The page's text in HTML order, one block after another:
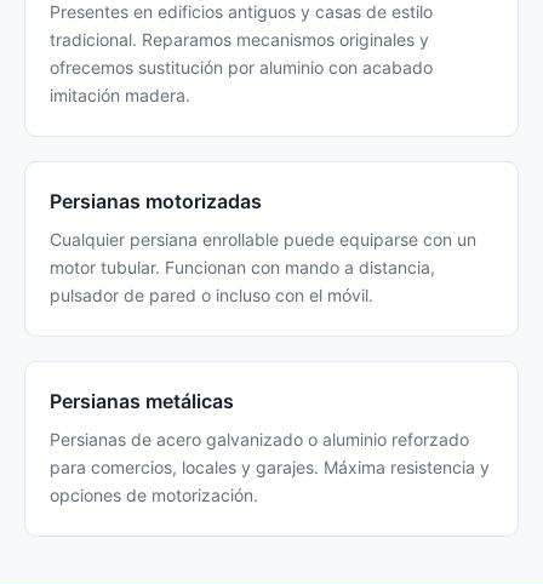
Presentes en edificios antiguos y casas de estilo
tradicional. Reparamos mecanismos originales y
ofrecemos sustitución por aluminio con acabado
imitación madera.
Persianas motorizadas
Cualquier persiana enrollable puede equiparse con un
motor tubular. Funcionan con mando a distancia,
pulsador de pared o incluso con el móvil.
Persianas metálicas
Persianas de acero galvanizado o aluminio reforzado
para comercios, locales y garajes. Máxima resistencia y
opciones de motorización.